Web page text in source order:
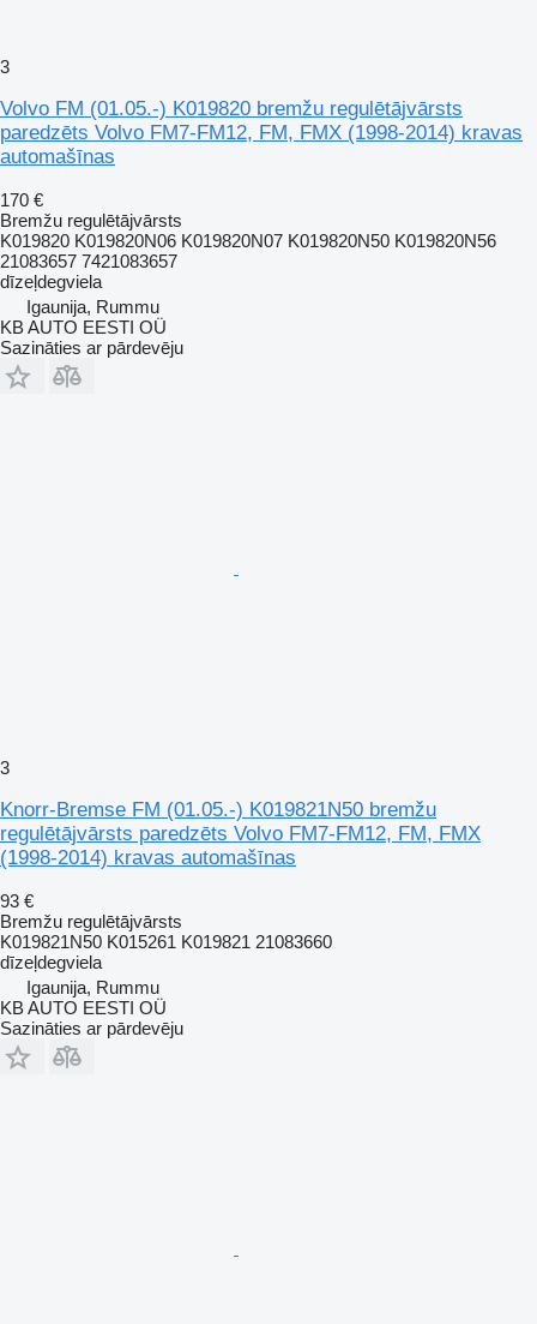
3
Volvo FM (01.05.-) K019820 bremžu regulētājvārsts
paredzēts Volvo FM7-FM12, FM, FMX (1998-2014) kravas
automašīnas
170 €
Bremžu regulētājvārsts
K019820 K019820N06 K019820N07 K019820N50 K019820N56
21083657 7421083657
dīzeļdegviela
Igaunija, Rummu
KB AUTO EESTI OÜ
Sazināties ar pārdevēju
3
Knorr-Bremse FM (01.05.-) K019821N50 bremžu
regulētājvārsts paredzēts Volvo FM7-FM12, FM, FMX
(1998-2014) kravas automašīnas
93 €
Bremžu regulētājvārsts
K019821N50 K015261 K019821 21083660
dīzeļdegviela
Igaunija, Rummu
KB AUTO EESTI OÜ
Sazināties ar pārdevēju